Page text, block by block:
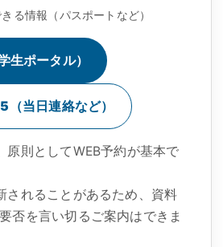
る情報（パスポートなど）
生ポータル）
当日連絡など）
原則としてWEB予約が基本で
されることがあるため、資料
否を言い切るご案内はできま